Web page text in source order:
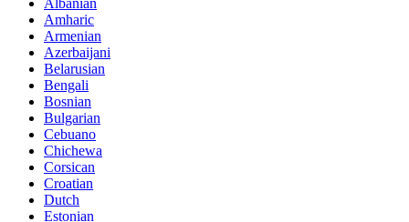
Albanian
Amharic
Armenian
Azerbaijani
Belarusian
Bengali
Bosnian
Bulgarian
Cebuano
Chichewa
Corsican
Croatian
Dutch
Estonian